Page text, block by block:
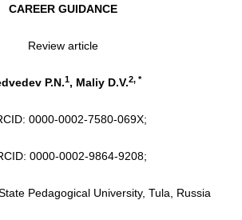
CAREER GUIDANCE
Review article
P.N.1, Maliy D.V.2, *
0000-0002-7580-069X;
0000-0002-9864-9208;
Pedagogical University, Tula, Russia